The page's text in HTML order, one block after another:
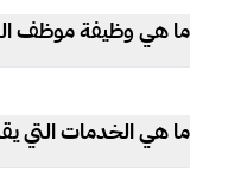
ما هي وظيفة موظف
ما هي الخدمات التي